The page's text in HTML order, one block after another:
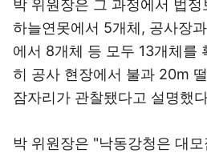
박 위원장은 그 과정에서 법
하늘연못에서 5개체, 공사장
에서 8개체 등 모두 13개체를
히 공사 현장에서 불과 20m
잠자리가 관찰됐다고 설명했
박 위원장은 "낙동강청은 대